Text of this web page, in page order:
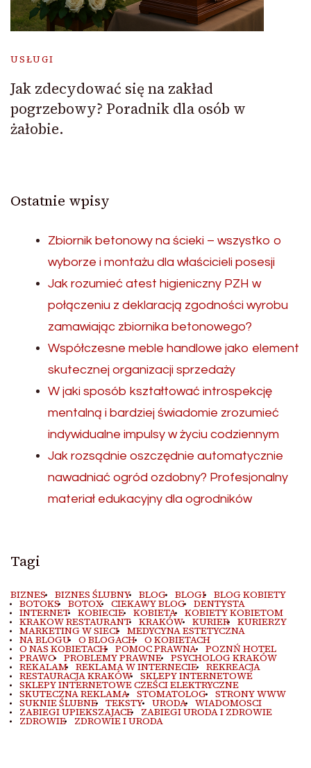
USŁUGI
Jak zdecydować się na zakład
pogrzebowy? Poradnik dla osób w
żałobie.
Ostatnie wpisy
Zbiornik betonowy na ścieki – wszystko o
wyborze i montażu dla właścicieli posesji
Jak rozumieć atest higieniczny PZH w
połączeniu z deklaracją zgodności wyrobu
zamawiając zbiornika betonowego?
Współczesne meble handlowe jako element
skutecznej organizacji sprzedaży
W jaki sposób kształtować introspekcję
mentalną i bardziej świadomie zrozumieć
indywidualne impulsy w życiu codziennym
Jak rozsądnie oszczędnie automatycznie
nawadniać ogród ozdobny? Profesjonalny
materiał edukacyjny dla ogrodników
Tagi
BIZNES BIZNES ŚLUBNY BLOG BLOGI BLOG KOBIETY
BOTOKS BOTOX CIEKAWY BLOG DENTYSTA
INTERNET KOBIECIE KOBIETA KOBIETY KOBIETOM
KRAKOW RESTAURANT KRAKÓW KURIER KURIERZY
MARKETING W SIECI MEDYCYNA ESTETYCZNA
NA BLOGU O BLOGACH O KOBIETACH
O NAS KOBIETACH POMOC PRAWNA POZNŃ HOTEL
PRAWO PROBLEMY PRAWNE PSYCHOLOG KRAKÓW
REKALAM REKLAMA W INTERNECIE REKREACJA
RESTAURACJA KRAKÓW SKLEPY INTERNETOWE
SKLEPY INTERNETOWE CZEŚCI ELEKTRYCZNE
SKUTECZNA REKLAMA STOMATOLOG STRONY WWW
SUKNIE ŚLUBNE TEKSTY URODA WIADOMOSCI
ZABIEGI UPIEKSZAJACE ZABIEGI URODA I ZDROWIE
ZDROWIE ZDROWIE I URODA